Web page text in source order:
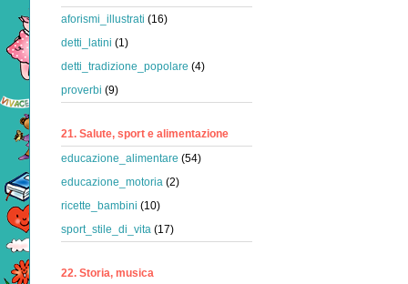
aforismi_illustrati (16)
detti_latini (1)
detti_tradizione_popolare (4)
proverbi (9)
21. Salute, sport e alimentazione
educazione_alimentare (54)
educazione_motoria (2)
ricette_bambini (10)
sport_stile_di_vita (17)
22. Storia, musica